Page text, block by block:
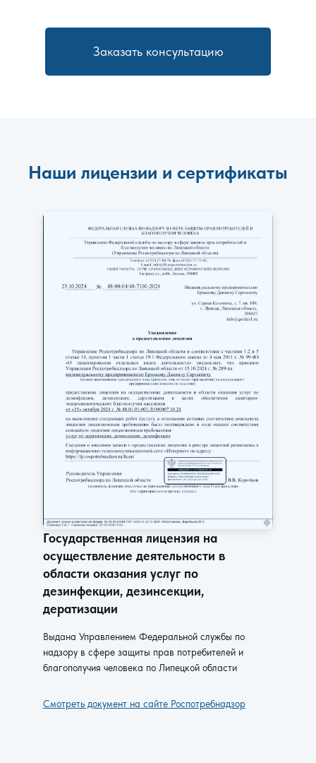
Заказать консультацию
Наши лицензии и сертификаты
Государственная лицензия на
осуществление деятельности в
области оказания услуг по
дезинфекции, дезинсекции,
дератизации
Выдана Управлением Федеральной службы по
надзору в сфере защиты прав потребителей и
благополучия человека по Липецкой области
Смотреть документ на сайте Роспотребнадзор